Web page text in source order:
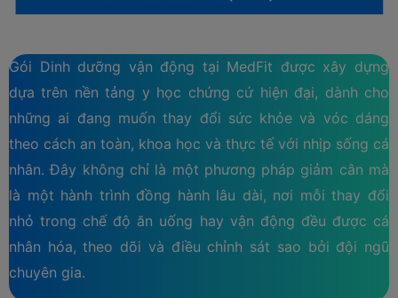
Gói Dinh dưỡng vận động tại MedFit được xây dựng
dựa trên nền tảng y học chứng cứ hiện đại, dành cho
những ai đang muốn thay đổi sức khỏe và vóc dáng
theo cách an toàn, khoa học và thực tế với nhịp sống cá
nhân. Đây không chỉ là một phương pháp giảm cân mà
là một hành trình đồng hành lâu dài, nơi mỗi thay đổi
nhỏ trong chế độ ăn uống hay vận động đều được cá
nhân hóa, theo dõi và điều chỉnh sát sao bởi đội ngũ
chuyên gia.